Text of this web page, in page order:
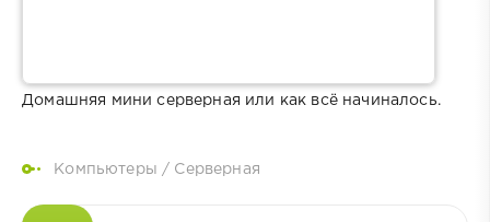
Домашняя мини серверная или как всё начиналось.
Компьютеры / Серверная